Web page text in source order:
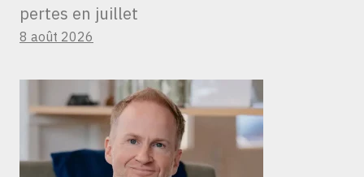
pertes en juillet
8 août 2026